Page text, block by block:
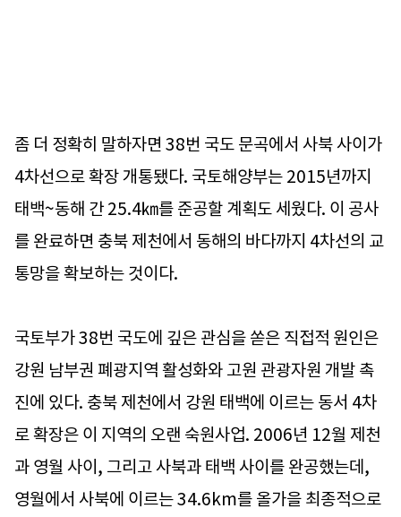
좀 더 정확히 말하자면 38번 국도 문곡에서 사북 사이가
4차선으로 확장 개통됐다. 국토해양부는 2015년까지
태백~동해 간 25.4㎞를 준공할 계획도 세웠다. 이 공사
를 완료하면 충북 제천에서 동해의 바다까지 4차선의 교
통망을 확보하는 것이다.
국토부가 38번 국도에 깊은 관심을 쏟은 직접적 원인은
강원 남부권 폐광지역 활성화와 고원 관광자원 개발 촉
진에 있다. 충북 제천에서 강원 태백에 이르는 동서 4차
로 확장은 이 지역의 오랜 숙원사업. 2006년 12월 제천
과 영월 사이, 그리고 사북과 태백 사이를 완공했는데,
영월에서 사북에 이르는 34.6km를 올가을 최종적으로